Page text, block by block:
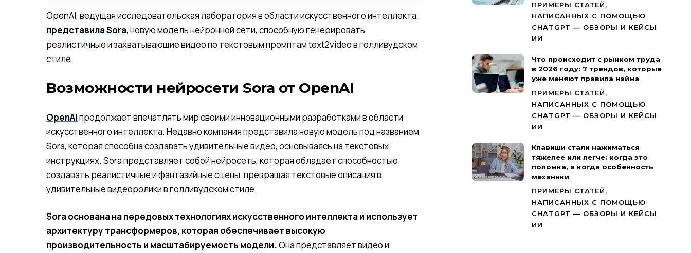
OpenAI, ведущая исследовательская лаборатория в области искусственного интеллекта,
представила Sora, новую модель нейронной сети, способную генерировать
реалистичные и захватывающие видео по текстовым промптам text2video в голливудском
стиле.
Возможности нейросети Sora от OpenAI
OpenAIпродолжает впечатлять мир своими инновационными разработками в области
искусственного интеллекта. Недавно компания представила новую модель под названием
Sora, которая способна создавать удивительные видео, основываясь на текстовых
инструкциях. Sora представляет собой нейросеть, которая обладает способностью
создавать реалистичные и фантазийные сцены, превращая текстовые описания в
удивительные видеоролики в голливудском стиле.
Sora основана на передовых технологиях искусственного интеллекта и использует
архитектуру трансформеров, которая обеспечивает высокую
производительность и масштабируемость модели.Она представляет видео и
ПРИМЕРЫ СТАТЕЙ,
НАПИСАННЫХ С ПОМОЩЬЮ
CHATGPT — ОБЗОРЫ И КЕЙСЫ
ИИ
Что происходит с рынком труда
в 2026 году: 7 трендов, которые
уже меняют правила найма
ПРИМЕРЫ СТАТЕЙ,
НАПИСАННЫХ С ПОМОЩЬЮ
CHATGPT — ОБЗОРЫ И КЕЙСЫ
ИИ
Клавиши стали нажиматься
тяжелее или легче: когда это
поломка, а когда особенность
механики
ПРИМЕРЫ СТАТЕЙ,
НАПИСАННЫХ С ПОМОЩЬЮ
CHATGPT — ОБЗОРЫ И КЕЙСЫ
ИИ